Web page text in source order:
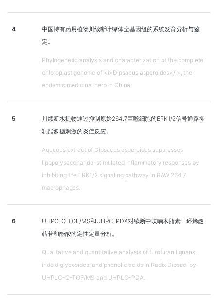
4
中国特有药用植物川续断叶绿体全基因组的系统发育分析与鉴
定。
Phylogenetic analysis and characterization of the complete
chloroplast genome of <i>Dipsacus asperoides</i>, the
endemic medicinal herb in China.
5
川续断水提物通过抑制原始264.7巨噬细胞的ERK1/2信号通路抑
制脂多糖刺激的炎症反应。
Aqueous extract of Dipsacus asperoides suppresses
lipopolysaccharide-stimulated inflammatory responses by
inhibiting the ERK1/2 signaling pathway in RAW 264.7
macrophages.
6
UHPC-Q-TOF/MS和UHPC-PDA对续断中呋喃木脂素、环烯醚
萜苷和酚酸的定性定量分析。
Qualitative and quantitative analysis of furofuran lignans,
iridoid glycosides, and phenolic acids in Radix Dipsaci by
UHPLC-Q-TOF/MS and UHPLC-PDA.